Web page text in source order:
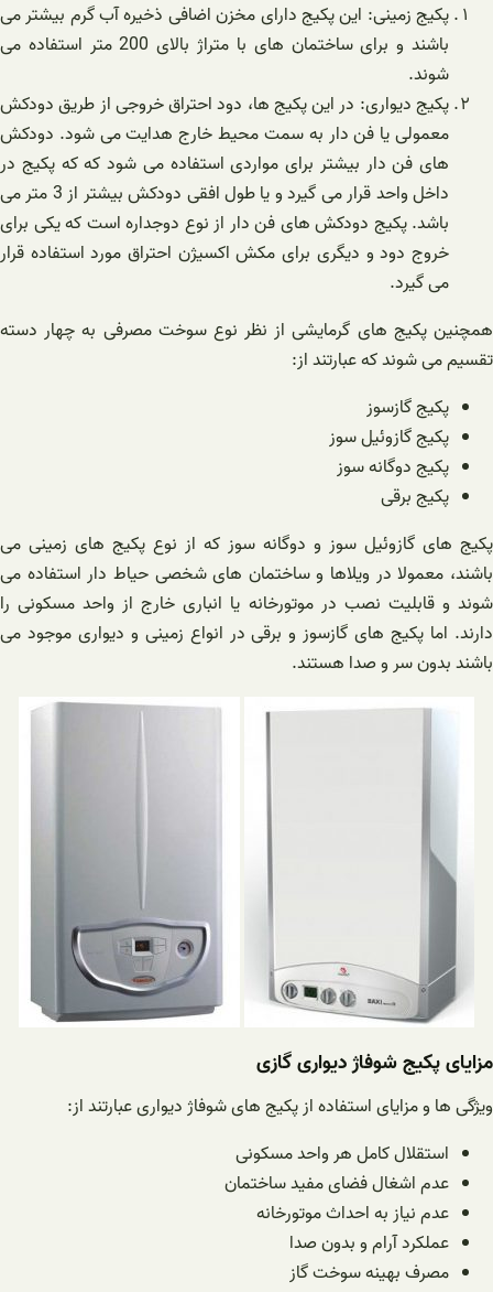
پکیج زمینی: این پکیج دارای مخزن اضافی ذخیره آب گرم بیشتر می
باشند و برای ساختمان های با متراژ بالای 200 متر استفاده می
شوند.
پکیج دیواری: در این پکیج ها، دود احتراق خروجی از طریق دودکش
معمولی یا فن دار به سمت محیط خارج هدایت می شود. دودکش
های فن دار بیشتر برای مواردی استفاده می شود که که پکیج در
داخل واحد قرار می گیرد و یا طول افقی دودکش بیشتر از 3 متر می
باشد. پکیج دودکش های فن دار از نوع دوجداره است که یکی برای
خروج دود و دیگری برای مکش اکسیژن احتراق مورد استفاده قرار
می گیرد.
همچنین پکیج های گرمایشی از نظر نوع سوخت مصرفی به چهار دسته
تقسیم می شوند که عبارتند از:
پکیج گازسوز
پکیج گازوئیل سوز
پکیج دوگانه سوز
پکیج برقی
پکیج های گازوئیل سوز و دوگانه سوز که از نوع پکیج های زمینی می
باشند، معمولا در ویلاها و ساختمان های شخصی حیاط دار استفاده می
شوند و قابلیت نصب در موتورخانه یا انباری خارج از واحد مسکونی را
دارند. اما پکیج های گازسوز و برقی در انواع زمینی و دیواری موجود می
باشند بدون سر و صدا هستند.
مزایای پکیج شوفاژ دیواری گازی
ویژگی ها و مزایای استفاده از پکیج های شوفاژ دیواری عبارتند از:
استقلال کامل هر واحد مسکونی
عدم اشغال فضای مفید ساختمان
عدم نیاز به احداث موتورخانه
عملکرد آرام و بدون صدا
مصرف بهینه سوخت گاز